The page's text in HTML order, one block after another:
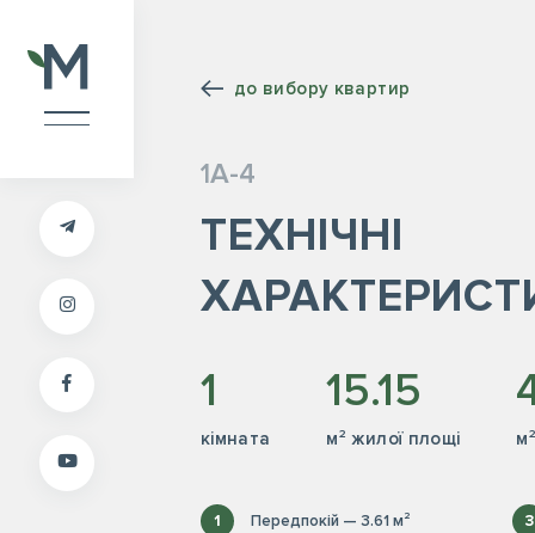
до вибору квартир
1А-4
ТЕХНІЧНІ
1
кiмната
15.15
м² жилої площі
1 Передпокій — 3.61 м² 3